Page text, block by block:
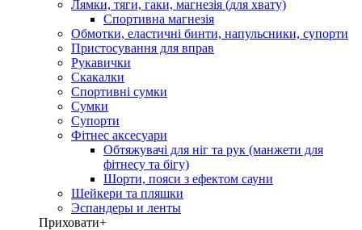
Лямки, тяги, гаки, магнезія (для хвату)
Спортивна магнезія
Обмотки, еластичні бинти, напульсники, супорти
Пристосування для вправ
Рукавички
Скакалки
Спортивні сумки
Сумки
Супорти
Фітнес аксесуари
Обтяжувачі для ніг та рук (манжети для
фітнесу та бігу)
Шорти, пояси з ефектом сауни
Шейкери та пляшки
Эспандеры и ленты
Приховати+